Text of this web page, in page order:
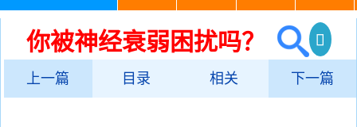
你被神经衰弱困扰吗？
上一篇 目录 相关 下一篇